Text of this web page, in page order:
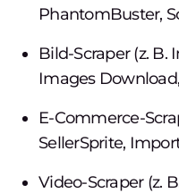
PhantomBuster,
Bild-Scraper (z. B.
Images
E-Commerce-
SellerSprite,
Video-Scraper (z.